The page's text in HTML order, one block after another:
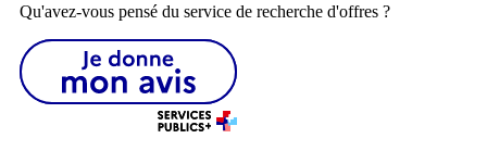
Qu'avez-vous pensé du service de recherche d'offres ?